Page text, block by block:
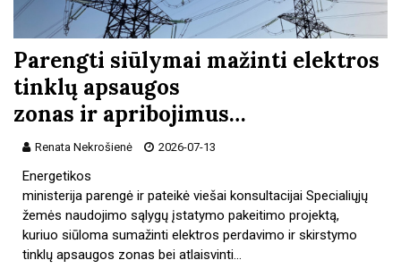
Parengti siūlymai mažinti elektros
tinklų apsaugos
zonas ir apribojimus…
Renata Nekrošienė 2026-07-13
Energetikos
ministerija parengė ir pateikė viešai konsultacijai Specialiųjų
žemės naudojimo sąlygų įstatymo pakeitimo projektą,
kuriuo siūloma sumažinti elektros perdavimo ir skirstymo
tinklų apsaugos zonas bei atlaisvinti…